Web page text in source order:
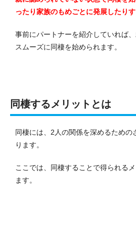
ったり家族のもめごとに発展したり
事前にパートナーを紹介していれば、
スムーズに同棲を始められます。
同棲するメリットとは
同棲には、2人の関係を深めるための
ります。
ここでは、同棲することで得られる
ます。